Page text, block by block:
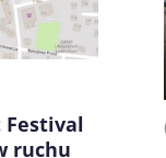
Zapamiętaj moje
kolejnych
Festival
ruchu